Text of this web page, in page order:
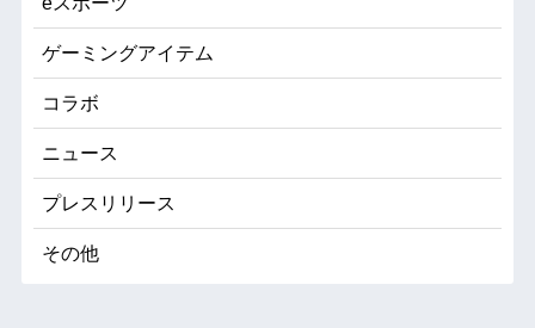
ゲーミングアイテム
コラボ
ニュース
プレスリリース
その他